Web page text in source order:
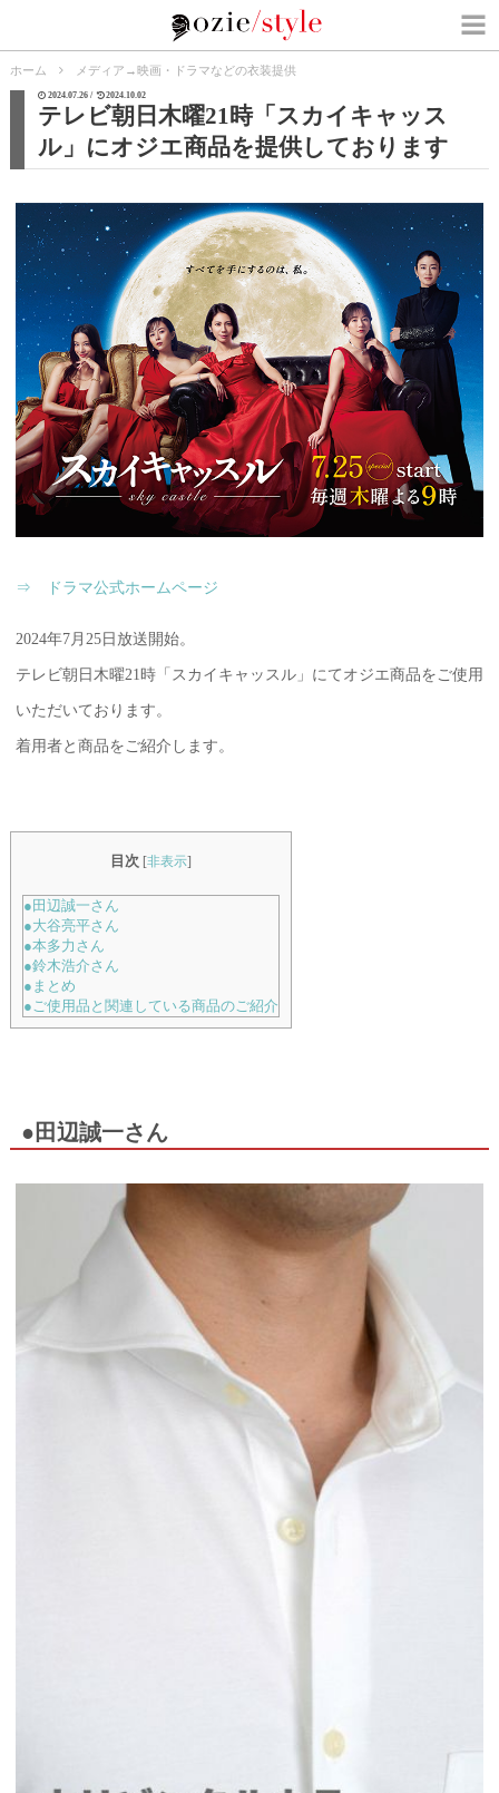
ホーム メディア →映画・ドラマなどの衣装提供
2024.07.26 / 2024.10.02
テレビ朝日木曜21時「スカイキャッス
ル」にオジエ商品を提供しております
⇒ ドラマ公式ホームページ
2024年7月25日放送開始。
テレビ朝日木曜21時「スカイキャッスル」にてオジエ商品をご使用
いただいております。
着用者と商品をご紹介します。
目次 [非表示]
●田辺誠一さん
●大谷亮平さん
●本多力さん
●鈴木浩介さん
●まとめ
●ご使用品と関連している商品のご紹介
●田辺誠一さん